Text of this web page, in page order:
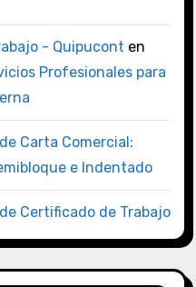
- Quipucont en
Profesionales para
Carta Comercial:
e Indentado
Certificado de Trabajo